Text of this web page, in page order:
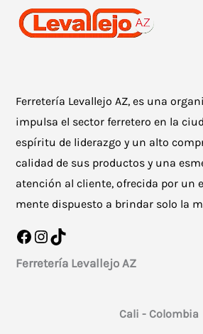
Ferretería Levallejo AZ, es una
impulsa el sector ferretero en la
espíritu de liderazgo y un alto
calidad de sus productos y una
atención al cliente, ofrecida por un
mente dispuesto a brindar solo la
Facebook
Instagram
TikTok
Ferretería Levallejo AZ
Cali - Colombia